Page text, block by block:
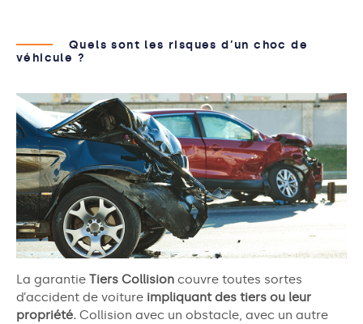
Quels sont les risques d’un choc de
véhicule ?
La garantie Tiers Collision couvre toutes sortes
d’accident de voiture impliquant des tiers ou leur
propriété. Collision avec un obstacle, avec un autre